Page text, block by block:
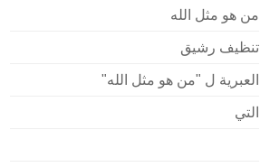
من هو مثل الله
تنظيف رشيق
العبرية ل "من هو مثل الله"
التي